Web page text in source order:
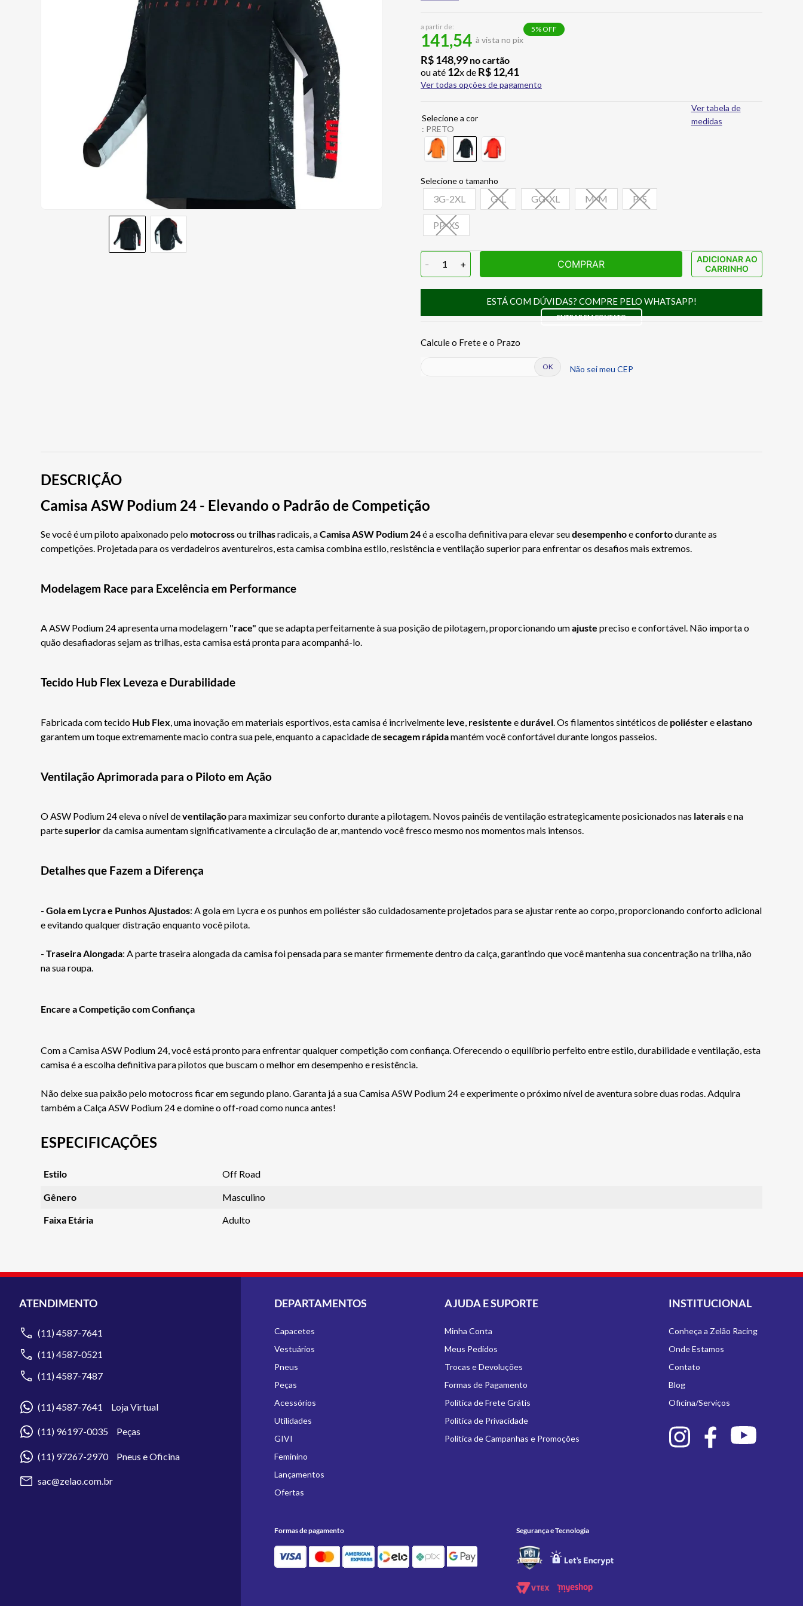
a partir de:
141,54 à vista no pix
5% OFF
R$148,99 no cartão
ou até 12x de R$12,41
Ver todas opções de pagamento
: PRETO
3G-2XL G-L GG-XL M-M P-S
PP-XS
Ver tabela de
medidas
- 1 + COMPRAR
ADICIONAR AO
CARRINHO
ESTÁ COM DÚVIDAS? COMPRE PELO WHATSAPP!
ENTRAR EM CONTATO
Não sei meu CEP
DESCRIÇÃO
Camisa ASW Podium 24 - Elevando o Padrão de Competição
Se você é um piloto apaixonado pelo motocrossoutrilhasradicais, aCamisa ASW Podium 24é a escolha definitiva para elevar seudesempenhoeconfortodurante as
competições. Projetada para os verdadeiros aventureiros, esta camisa combina estilo, resistência e ventilação superior para enfrentar os desafios mais extremos.
Modelagem Race para Excelência em Performance
A ASW Podium 24 apresenta uma modelagem "race" que se adapta perfeitamente à sua posição de pilotagem, proporcionando umajuste preciso e confortável. Não importa o
quão desafiadoras sejam as trilhas, esta camisa está pronta para acompanhá-lo.
Tecido Hub Flex Leveza e Durabilidade
Fabricada com tecido Hub Flex, uma inovação em materiais esportivos, esta camisa é incrivelmente leve, resistente edurável. Os filamentos sintéticos de poliéstereelastano
garantem um toque extremamente macio contra sua pele, enquanto a capacidade desecagem rápidamantém você confortável durante longos passeios.
Ventilação Aprimorada para o Piloto em Ação
O ASW Podium 24 eleva o nível deventilaçãopara maximizar seu conforto durante a pilotagem. Novos painéis de ventilação estrategicamente posicionados nas lateraise na
partesuperiorda camisa aumentam significativamente a circulação de ar, mantendo você fresco mesmo nos momentos mais intensos.
Detalhes que Fazem a Diferença
- Gola em Lycra e Punhos Ajustados: A gola em Lycra e os punhos em poliéster são cuidadosamente projetados para se ajustar rente ao corpo, proporcionando conforto adicional
e evitando qualquer distração enquanto você pilota.
- Traseira Alongada: A parte traseira alongada da camisa foi pensada para se manter firmemente dentro da calça, garantindo que você mantenha sua concentração na trilha, não
na sua roupa.
Encare a Competição com Confiança
Com a Camisa ASW Podium 24, você está pronto para enfrentar qualquer competição com confiança. Oferecendo o equilíbrio perfeito entre estilo, durabilidade e ventilação, esta
camisa é a escolha definitiva para pilotos que buscam o melhor em desempenho e resistência.
Não deixe sua paixão pelo motocross ficar em segundo plano. Garanta já a sua Camisa ASW Podium 24 e experimente o próximo nível de aventura sobre duas rodas. Adquira
também a Calça ASW Podium 24 e domine o off-road como nunca antes!
ESPECIFICAÇÕES
Estilo Off Road
Gênero Masculino
Faixa Etária Adulto
ATENDIMENTO
(11) 4587-7641
(11) 4587-0521
(11) 4587-7487
(11) 4587-7641 Loja Virtual
(11) 96197-0035 Peças
(11) 97267-2970 Pneus e Oficina
sac@zelao.com.br
DEPARTAMENTOS
Capacetes
Vestuários
Pneus
Peças
Acessórios
Utilidades
GIVI
Feminino
Lançamentos
Ofertas
AJUDA E SUPORTE
Minha Conta
Meus Pedidos
Trocas e Devoluções
Formas de Pagamento
Política de Frete Grátis
Política de Privacidade
Política de Campanhas e Promoções
INSTITUCIONAL
Conheça a Zelão Racing
Onde Estamos
Contato
Blog
Oficina/Serviços
Formas de pagamento Segurança e Tecnologia
CALÇA
BOTAS